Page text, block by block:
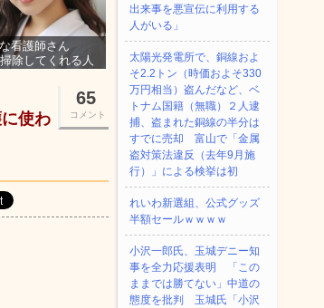
看護師さん
除してくれる人
65
コメント
使わ
出来事を悪宣伝に利用する
人がいる」
太陽光発電所で、銅線およ
そ2.2トン（時価およそ330
万円相当）盗んだなど、ベ
トナム国籍（無職）２人逮
捕、盗まれた銅線の半分は
すでに売却 富山で「金属
盗対策法違反（去年9月施
行）」による検挙は初
れいわ新選組、公式グッズ
半額セールｗｗｗｗ
小沢一郎氏、玉城デニー知
事を全力応援表明 「この
ままでは勝てない」中道の
態度を批判 玉城氏「小沢